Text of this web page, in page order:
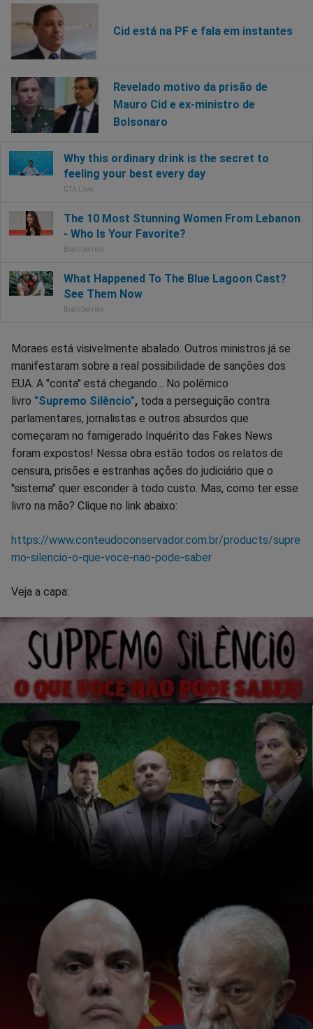
Cid está na PF e fala em instantes
Revelado motivo da prisão de
Mauro Cid e ex-ministro de
Bolsonaro
Moraes está visivelmente abalado. Outros ministros já se
manifestaram sobre a real possibilidade de sanções dos
EUA. A "conta" está chegando... No polêmico
livro "Supremo Silêncio", toda a perseguição contra
parlamentares, jornalistas e outros absurdos que
começaram no famigerado Inquérito das Fakes News
foram expostos! Nessa obra estão todos os relatos de
censura, prisões e estranhas ações do judiciário que o
"sistema" quer esconder à todo custo. Mas, como ter esse
livro na mão? Clique no link abaixo:
https://www.conteudoconservador.com.br/products/supre
mo-silencio-o-que-voce-nao-pode-saber
Veja a capa: